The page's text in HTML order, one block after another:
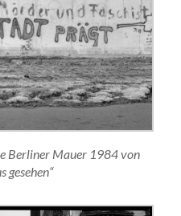
Berliner Mauer 1984 von
gesehen“